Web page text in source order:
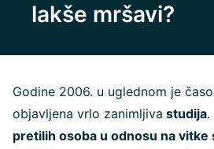
lakše mršavi?
Godine 2006. u uglednom je
objavljena vrlo zanimljiva studija.
pretilih osoba u odnosu na